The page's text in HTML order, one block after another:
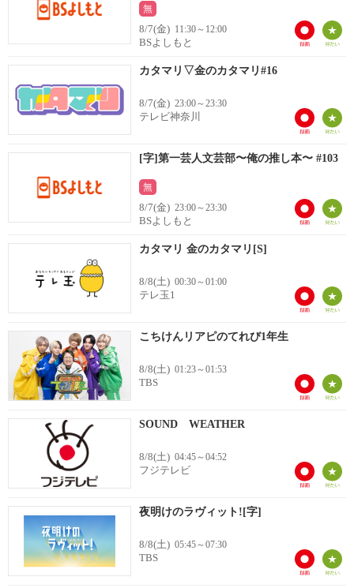
無
8/7(金) 11:30～12:00
BSよしもと
カタマリ▽金のカタマリ#16
8/7(金) 23:00～23:30
テレビ神奈川
[字]第一芸人文芸部〜俺の推し本〜 #103
無
8/7(金) 23:00～23:30
BSよしもと
カタマリ 金のカタマリ[S]
8/8(土) 00:30～01:00
テレ玉1
こちけんリアピのてれび1年生
8/8(土) 01:23～01:53
TBS
SOUND WEATHER
8/8(土) 04:45～04:52
フジテレビ
夜明けのラヴィット![字]
8/8(土) 05:45～07:30
TBS